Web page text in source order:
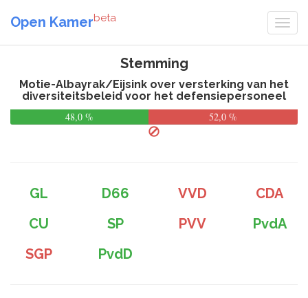
Open Kamerbeta
Stemming
Motie-Albayrak/Eijsink over versterking van het
diversiteitsbeleid voor het defensiepersoneel
48,0 %
52,0 %
GL D66 VVD
CDA
CU
SP PVV
PvdA
SGP
PvdD